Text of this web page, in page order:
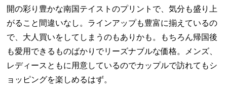
開の彩り豊かな南国テイストのプリントで、気分も盛り上
がること間違いなし。ラインアップも豊富に揃えているの
で、大人買いをしてしまうのもありかも。もちろん帰国後
も愛用できるものばかりでリーズナブルな価格。メンズ、
レディースともに用意しているのでカップルで訪れてもシ
ョッピングを楽しめるはず。